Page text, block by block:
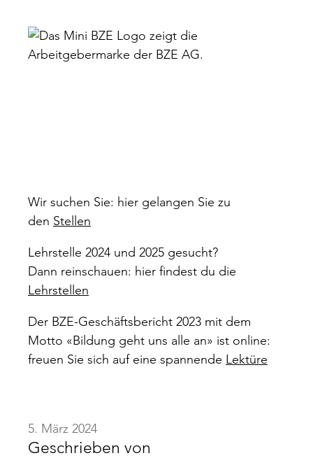
Wir suchen Sie: hier gelangen Sie zu
den Stellen
Lehrstelle 2024 und 2025 gesucht?
Dann reinschauen: hier findest du die
Lehrstellen
Der BZE-Geschäftsbericht 2023 mit dem
Motto «Bildung geht uns alle an» ist online:
freuen Sie sich auf eine spannende Lektüre
5. März 2024
Geschrieben von